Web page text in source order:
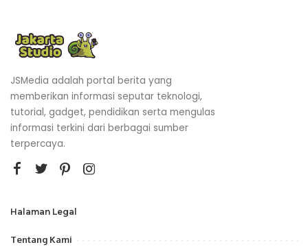
JSMedia adalah portal berita yang
memberikan informasi seputar teknologi,
tutorial, gadget, pendidikan serta mengulas
informasi terkini dari berbagai sumber
terpercaya.
Halaman Legal
Tentang Kami